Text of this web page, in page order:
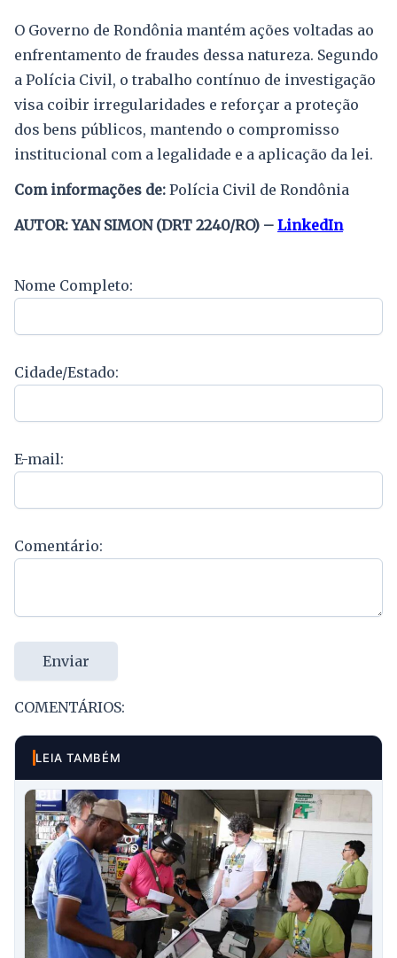
O Governo de Rondônia mantém ações voltadas ao
enfrentamento de fraudes dessa natureza. Segundo
a Polícia Civil, o trabalho contínuo de investigação
visa coibir irregularidades e reforçar a proteção
dos bens públicos, mantendo o compromisso
institucional com a legalidade e a aplicação da lei.
Com informações de: Polícia Civil de Rondônia
AUTOR: YAN SIMON (DRT 2240/RO) – LinkedIn
Nome Completo:
Cidade/Estado:
E-mail:
Comentário:
Enviar
COMENTÁRIOS:
LEIA TAMBÉM